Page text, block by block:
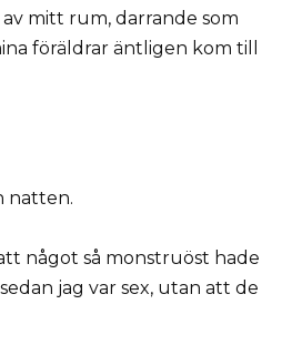
mitt rum, darrande som
föräldrar äntligen kom till
natten.
något så monstruöst hade
jag var sex, utan att de